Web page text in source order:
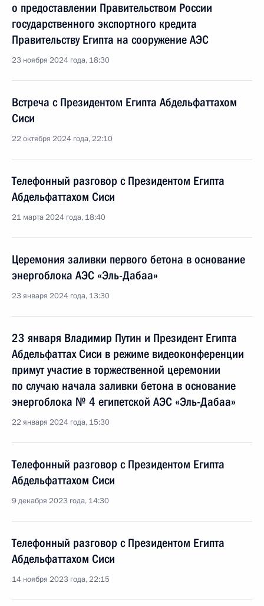
о предоставлении Правительством России
государственного экспортного кредита
Правительству Египта на сооружение АЭС
23 ноября 2024 года, 18:30
Встреча с Президентом Египта Абдельфаттахом
Сиси
22 октября 2024 года, 22:10
Телефонный разговор с Президентом Египта
Абдельфаттахом Сиси
21 марта 2024 года, 18:40
Церемония заливки первого бетона в основание
энергоблока АЭС «Эль-Дабаа»
23 января 2024 года, 13:30
23 января Владимир Путин и Президент Египта
Абдельфаттах Сиси в режиме видеоконференции
примут участие в торжественной церемонии
по случаю начала заливки бетона в основание
энергоблока № 4 египетской АЭС «Эль-Дабаа»
22 января 2024 года, 15:30
Телефонный разговор с Президентом Египта
Абдельфаттахом Сиси
9 декабря 2023 года, 14:30
Телефонный разговор с Президентом Египта
Абдельфаттахом Сиси
14 ноября 2023 года, 22:15